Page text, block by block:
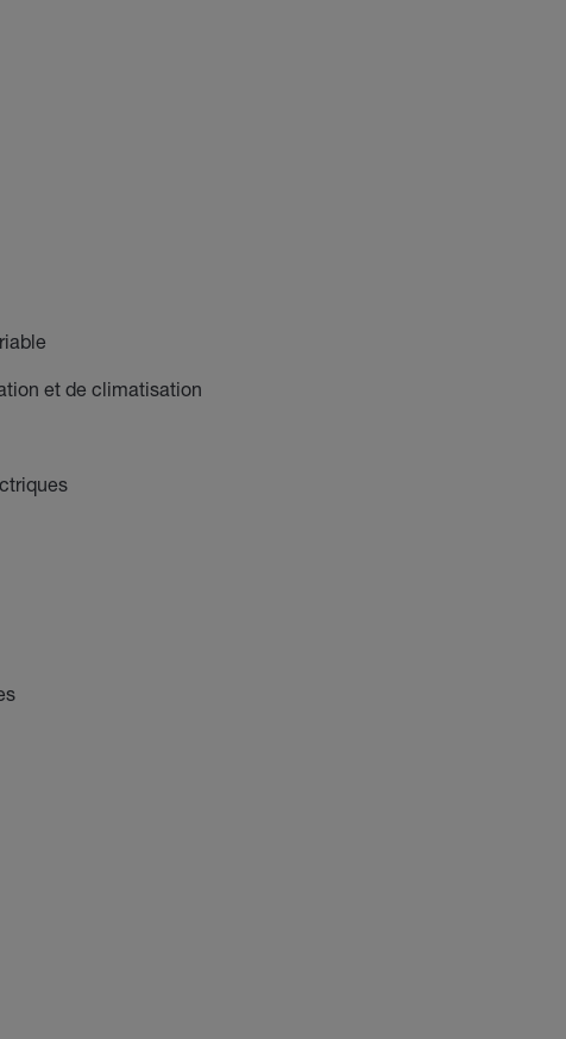
et de climatisation